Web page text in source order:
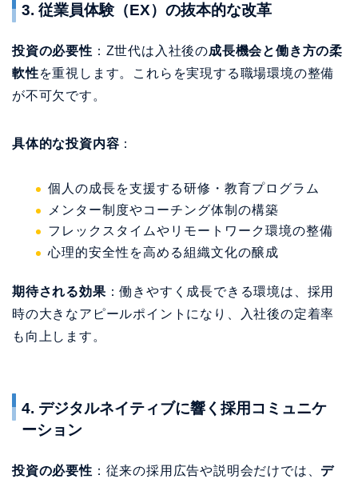
3. 従業員体験（EX）の抜本的な改革
投資の必要性 ：Z世代は入社後の成長機会と働き方の柔
軟性を重視します。これらを実現する職場環境の整備
が不可欠です。
具体的な投資内容 ：
個人の成長を支援する研修・教育プログラム
メンター制度やコーチング体制の構築
フレックスタイムやリモートワーク環境の整備
心理的安全性を高める組織文化の醸成
期待される効果 ：働きやすく成長できる環境は、採用
時の大きなアピールポイントになり、入社後の定着率
も向上します。
4. デジタルネイティブに響く採用コミュニケ
ーション
投資の必要性 ：従来の採用広告や説明会だけでは、 デ